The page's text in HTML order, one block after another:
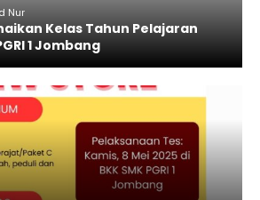
Nur
Kelas Tahun Pelajaran
1 Jombang